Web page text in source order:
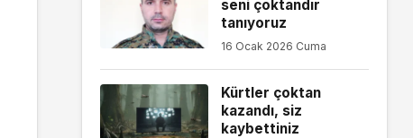
seni çoktandır
tanıyoruz
16 Ocak 2026 Cuma
Kürtler çoktan
kazandı, siz
kaybettiniz